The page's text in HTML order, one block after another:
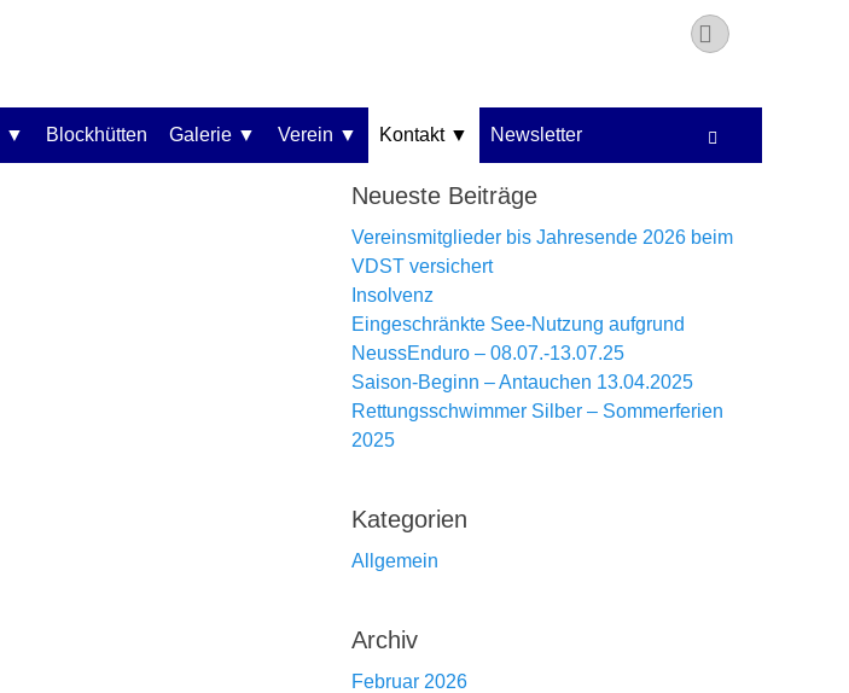
Instagram
Blockhütten Galerie Verein Kontakt Newsletter
Neueste Beiträge
Vereinsmitglieder bis Jahresende 2026 beim
VDST versichert
Insolvenz
Eingeschränkte See-Nutzung aufgrund
NeussEnduro – 08.07.-13.07.25
Saison-Beginn – Antauchen 13.04.2025
Rettungsschwimmer Silber – Sommerferien
2025
Kategorien
Allgemein
Archiv
Februar 2026